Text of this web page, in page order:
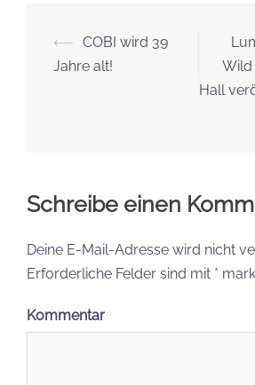
Beitrags-
Navigation
⟵ COBI wird 39
Jahre alt!
Wild
Hall
Schreibe einen
Deine E-Mail-Adresse wird nicht
Erforderliche Felder sind mit *
Kommentar